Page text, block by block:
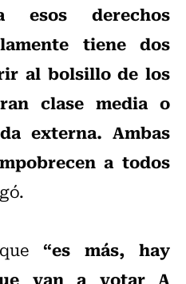
derechos
tiene dos
al bolsillo de los
clase media o
externa. Ambas
a todos
que“es más, hay
van a votar A